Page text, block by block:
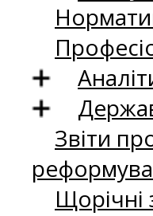
Звіти
Щорічні